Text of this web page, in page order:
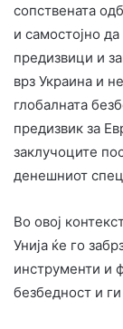
сопствената
и самостојно
предизвици и
врз Украина и
глобалната
предизвик за
заклучоците
денешниот
Во овој
Унија ќе го
инструменти и
безбедност и